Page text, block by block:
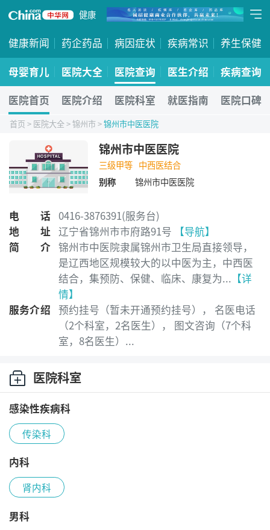
健康
健康新闻 药企药品 病因症状 疾病常识
养生保健
母婴育儿
医院大全 医院查询 医生介绍
疾病查询
医院首页
医院介绍 医院科室 就医指南 医院口碑
首页 > 医院大全>锦州市>锦州市中医医院
锦州市中医医院
三级甲等 中西医结合
别称
锦州市中医医院
电话 0416-3876391(服务台)
地址 辽宁省锦州市市府路91号
【导航】
简介 锦州市中医院隶属锦州市卫生局直接领导，
是辽西地区规模较大的以中医为主，中西医
结合，集预防、保健、临床、康复为... 【详
情】
服务介绍 预约挂号（暂未开通预约挂号）， 名医电话
（2个科室，2名医生）， 图文咨询（7个科
室，8名医生）...
医院科室
感染性疾病科
传染科
内科
肾内科
男科